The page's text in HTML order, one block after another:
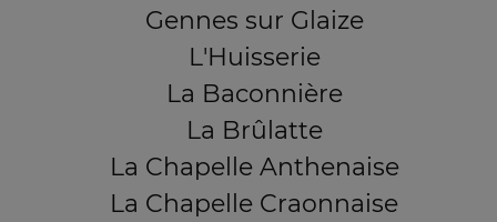
Gennes sur Glaize
L'Huisserie
La Baconnière
La Brûlatte
La Chapelle Anthenaise
La Chapelle Craonnaise